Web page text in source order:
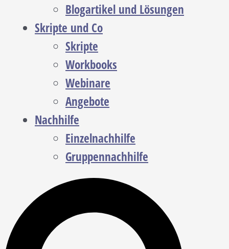
Blogartikel und Lösungen
Skripte und Co
Skripte
Workbooks
Webinare
Angebote
Nachhilfe
Einzelnachhilfe
Gruppennachhilfe